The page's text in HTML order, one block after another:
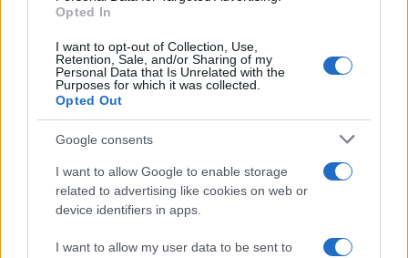
Opted In
I want to opt-out of Collection, Use,
Retention, Sale, and/or Sharing of my
Personal Data that Is Unrelated with the
Purposes for which it was collected.
Opted Out
Google consents
I want to allow Google to enable storage
related to advertising like cookies on web or
device identifiers in apps.
I want to allow my user data to be sent to
2000 /2000
Υποβολή σχολίου
. Το site προστατεύεται από reCAPTCHA, ισχύουν
Πολιτική Απορρήτου&Όροι Χρήσης της Google.